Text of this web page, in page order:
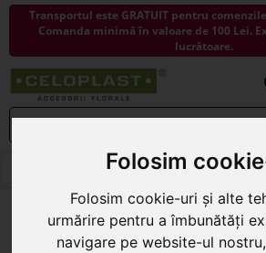
Folosim
Folosim cookie-uri și alte
urmărire pentru a îmbunătăți
navigare pe website-ul
Transportul este GRATUIT pentru
Comanda minimă în valoare de 100 Lei.
lucrătoare.
< ÎNAPOI LA BURETE PENTRU